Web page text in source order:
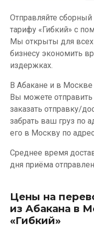
Отправляйте
тарифу «Гибкий» с
Мы открыты для
бизнесу экономить
издержках.
В Абакане и в
Вы можете отправить
заказать отправку/
забрать ваш груз по
его в Москву по
Среднее время
дня приёма
Цены на
из Абакана в
«Гибкий»